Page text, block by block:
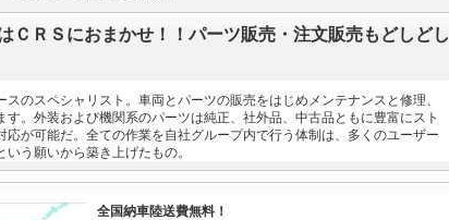
ＣＲＳにおまかせ！！パーツ販売・注文販売もどしどし
のスペシャリスト。車両とパーツの販売をはじめメンテナンスと修理、
す。外装および機関系のパーツは純正、社外品、中古品ともに豊富にスト
応が可能だ。全ての作業を自社グループ内で行う体制は、多くのユーザー
う願いから築き上げたもの。
全国納車陸送費無料！